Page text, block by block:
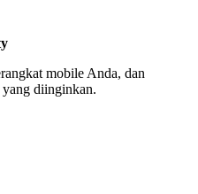
mobile Anda, dan
diinginkan.